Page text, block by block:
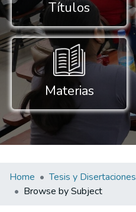
Títulos
Materias
Home Tesis y Disertaciones
Browse by Subject